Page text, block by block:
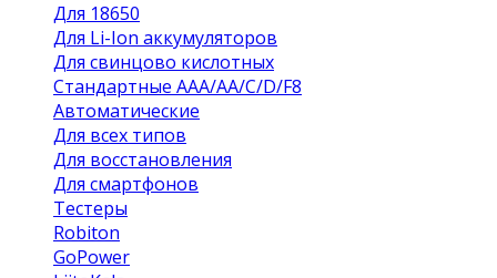
Для 18650
Для Li-Ion аккумуляторов
Для свинцово кислотных
Стандартные ААА/АА/С/D/F8
Автоматические
Для всех типов
Для восстановления
Для смартфонов
Тестеры
Robiton
GoPower